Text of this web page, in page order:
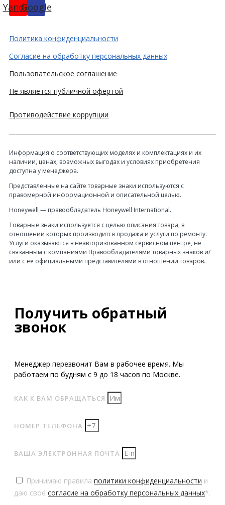
YandexGoogle
Политика конфиденциальности
Согласие на обработку персональных данных
Пользовательское соглашение
Не является публичной офертой
Противодействие коррупции
Информация о соответствующих моделях и комплектациях и их
наличии, ценах, возможных выгодах и условиях приобретения
доступна у менеджера.
Представленные на сайте товарные знаки используются с
правомерной информационной и описательной целью.
Honeywell — правообладатель Honeywell International.
Товарные знаки используется с целью описания товара, в
отношении которых производится продажа и услуги по ремонту.
Услуги оказываются в неавторизованном сервисном центре, не
связанным с компаниями Правообладателями товарных знаков и/
или с ее официальными представителями в отношении товаров.
Получить обратный
звонок
Менеджер перезвонит Вам в рабочее время. Мы
работаем по будням с 9 до 18 часов по Москве.
КАК К ВАМ ОБРАЩАТЬСЯ
НОМЕР ТЕЛЕФОНА
ВАША ЭЛЕКТРОННАЯ ПОЧТА
Принимаю правила политики конфиденциальности и
даю своё согласие на обработку персональных данных*.